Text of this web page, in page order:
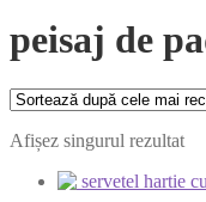
peisaj de
Afișez singurul rezultat